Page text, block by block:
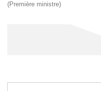
(Première ministre)